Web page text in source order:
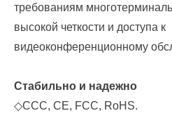
требованиям
высокой четкости и доступа к
видеоконференционному
Стабильно и надежно
◇CCC, CE, FCC, RoHS.